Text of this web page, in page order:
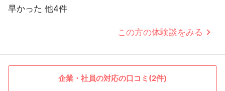
早かった 他4件
この方の体験談をみる
企業・社員の対応の口コミ(2件)